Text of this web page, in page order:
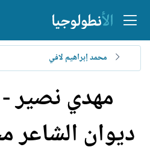
محمد إبراهيم لافي
مهدي نصير
ديوان الشاعر